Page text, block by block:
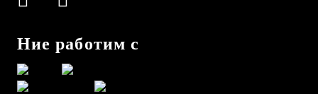
Ние работим с